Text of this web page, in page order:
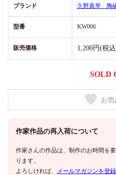
ブランド 久野真琴 陶
型番 KW006
販売価格 1,200円(税
SOLD
お
作家作品の再入荷について
作家さんの作品は、制作のお時間を
ります。
よろしければ、
メールマガジンを登